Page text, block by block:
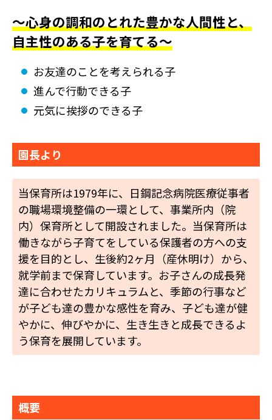
～心身の調和のとれた豊かな人間性と、
自主性のある子を育てる～
お友達のことを考えられる子
進んで行動できる子
元気に挨拶のできる子
園長より
当保育所は1979年に、日鋼記念病院医療従事者
の職場環境整備の一環として、事業所内（院
内）保育所として開設されました。当保育所は
働きながら子育てをしている保護者の方への支
援を目的とし、生後約2ヶ月（産休明け）から、
就学前まで保育しています。お子さんの成長発
達に合わせたカリキュラムと、季節の行事など
が子ども達の豊かな感性を育み、子ども達が健
やかに、伸びやかに、生き生きと成長できるよ
う保育を展開しています。
概要